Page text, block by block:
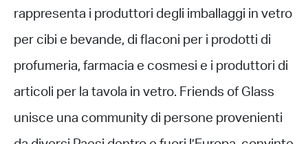
rappresenta i produttori degli imballaggi in vetro
per cibi e bevande, di flaconi per i prodotti di
profumeria, farmacia e cosmesi e i produttori di
articoli per la tavola in vetro. Friends of Glass
unisce una community di persone provenienti